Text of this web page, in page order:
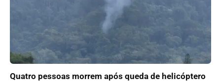
Quatro pessoas morrem após queda de helicóptero